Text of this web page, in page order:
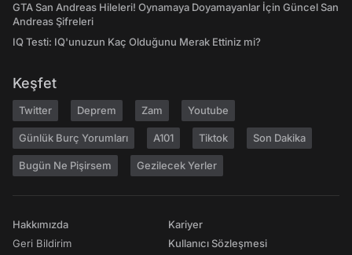
GTA San Andreas Hileleri! Oynamaya Doyamayanlar İçin Güncel San
Andreas Şifreleri
IQ Testi: IQ'unuzun Kaç Olduğunu Merak Ettiniz mi?
Keşfet
Twitter Deprem Zam Youtube
Günlük Burç Yorumları A101 Tiktok Son Dakika
Bugün Ne Pişirsem Gezilecek Yerler
Hakkımızda
Geri Bildirim
Kariyer
Kullanıcı Sözleşmesi